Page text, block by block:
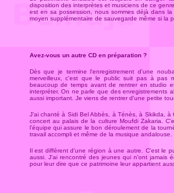
disposition des interprètes et musiciens de ce
est en sa possession, nous sommes déjà dans
moyen supplémentaire de sauvegarde même si la
Avez-vous un autre CD en préparation ?
Dès que je termine l'enregistrement d'une
merveilleux, c'est que le public suit pas à pas
beaucoup de temps avant de rentrer en studio
interpréter. On ne parle que des enregistrements
aussi important. Je viens de rentrer d'une petite
J'ai chanté à Sidi Bel Abbès, à Ténès, à Skikda,
concert au palais de la culture Moufdi Zakaria.
l'équipe qui assure le bon déroulement de la
travail accompli et même de la musique
Il est différent d'une région à une autre. C'est le
aussi. J'ai rencontré des jeunes qui n'ont jamais
pour leur dire que ce patrimoine leur appartient